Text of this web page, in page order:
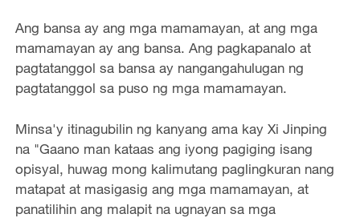
Ang bansa ay ang mga mamamayan, at ang mga
mamamayan ay ang bansa. Ang pagkapanalo at
pagtatanggol sa bansa ay nangangahulugan ng
pagtatanggol sa puso ng mga mamamayan.
Minsa'y itinagubilin ng kanyang ama kay Xi Jinping
na "Gaano man kataas ang iyong pagiging isang
opisyal, huwag mong kalimutang paglingkuran nang
matapat at masigasig ang mga mamamayan, at
panatilihin ang malapit na ugnayan sa mga